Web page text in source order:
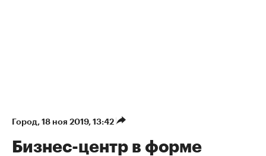
Город⁠, 18 ноя 2019, 13:42
Бизнес-центр в форме